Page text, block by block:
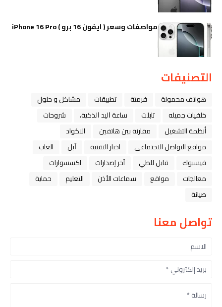
مواصفات وسعر ( ايفون 16 برو ) iPhone 16 Pro
التصنيفات
هواتف محمولة فرمتة تطبيقات
مشاكل و حلول
خلفيات جميله
تابلت ﺳﺎﻋﺔ ﺍﻟﻴﺪ ﺍﻟﺬﻛﻴﺔ،
شروحات
أنظمة التشغيل
مقارنة بين هاتفين
الاكواد
مواقع التواصل الاجتماعي
اخبار التقنية ﺁﺑﻞ
العاب
فيسبوك
قابل للطي آخر إصدارات
اكسسوارات
معالجات
مواقع سماعات الأذن التعليم
حماية
صيانة
تواصل معنا